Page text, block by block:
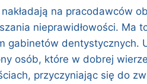
na pracodawców
nieprawidłowości.
gabinetów dentystycznych.
osób, które w dobrej
przyczyniając się do